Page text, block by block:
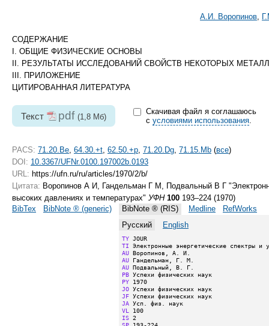
А.И. Воропинов,
СОДЕРЖАНИЕ
I. ОБЩИЕ ФИЗИЧЕСКИЕ ОСНОВЫ
II. РЕЗУЛЬТАТЫ ИССЛЕДОВАНИЙ СВОЙСТВ НЕКОТОРЫХ
III. ПРИЛОЖЕНИЕ
ЦИТИРОВАННАЯ ЛИТЕРАТУРА
Текст pdf (1,8 Мб)
Скачивая файл я соглашаюсь
с условиями использования.
PACS: 71.20.Be 64.30.+t 62.50.+p 71.20.Dg 71.15.Mb (все)
DOI: 10.3367/UFNr.0100.197002b.0193
URL: https://ufn.ru/ru/articles/1970/2/b/
Цитата: Воропинов А И, Гандельман Г М, Подвальный В Г
высоких давлениях и температурах" УФН 100 193–224 (1970)
BibTex
BibNote ® (generic) BibNote ® (RIS) Medline
RefWorks
Русский
English
TY
TI
AU
AU
AU
PB
PY
JO
JF
JA
VL
IS